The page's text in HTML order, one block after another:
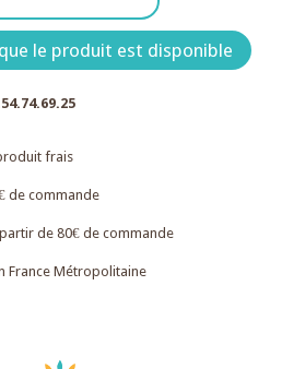
le produit est disponible
frais
de commande
de 80€ de commande
France Métropolitaine